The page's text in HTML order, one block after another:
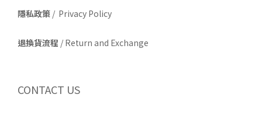
隱私政策 / Privacy Policy
退換貨流程 / Return and Exchange
CONTACT US